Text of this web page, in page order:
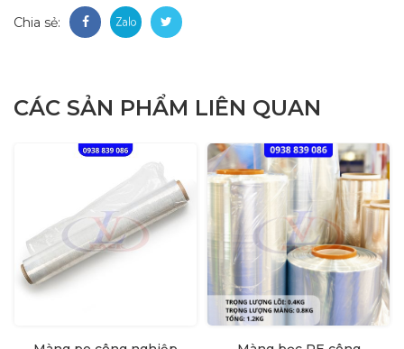
Chia sẻ:
CÁC SẢN PHẨM LIÊN QUAN